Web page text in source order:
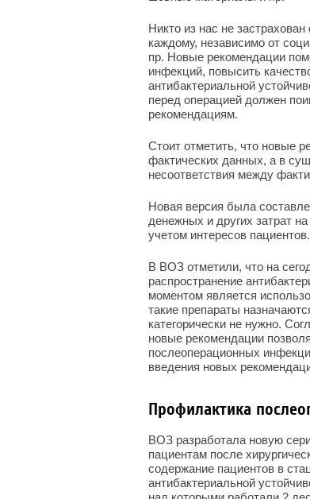
Никто из нас не
каждому, независимо от
пр. Новые рекомендации
инфекций, повысить
антибактериальной
перед операцией должен
рекомендациям.
Стоит отметить, что новые
фактических данных, а в
несоответствия между
Новая версия была
денежных и других затрат
учетом интересов пациентов.
В ВОЗ отметили, что на
распространение
моментом является
такие препараты
категорически не нужно.
новые рекомендации
послеоперационных
введения новых
Профилактика
ВОЗ разработала новую
пациентам после
содержание пациентов в
антибактериальной